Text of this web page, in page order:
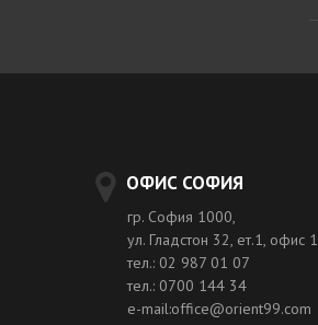
ОФИС СОФИЯ
гр. София 1000,
ул. Гладстон 32, ет.1, офис 1
тел.: 02 987 01 07
тел.: 0700 144 34
e-mail:office@orient99.com